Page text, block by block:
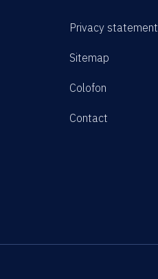
Privacy statement
Sitemap
Colofon
Contact